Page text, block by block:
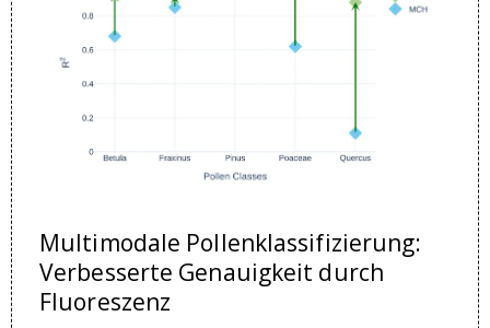
Multimodale Pollenklassifizierung:
Verbesserte Genauigkeit durch
Fluoreszenz